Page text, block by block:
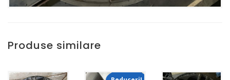
Produse similare